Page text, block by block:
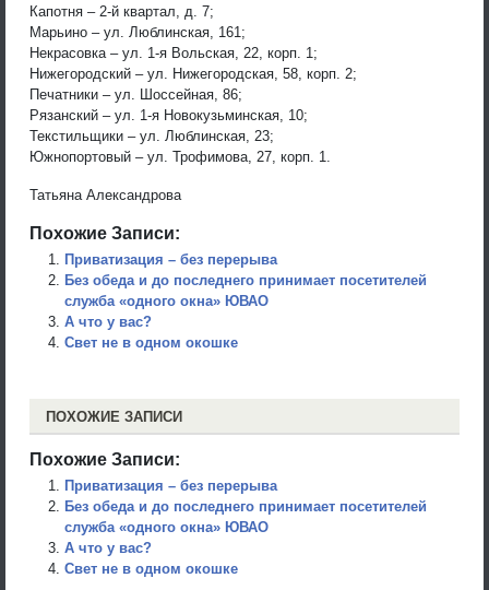
Капотня – 2-й квартал, д. 7;
Марьино – ул. Люблинская, 161;
Некрасовка – ул. 1-я Вольская, 22, корп. 1;
Нижегородский – ул. Нижегородская, 58, корп. 2;
Печатники – ул. Шоссейная, 86;
Рязанский – ул. 1-я Новокузьминская, 10;
Текстильщики – ул. Люблинская, 23;
Южнопортовый – ул. Трофимова, 27, корп. 1.
Татьяна Александрова
Похожие Записи:
Приватизация – без перерыва
Без обеда и до последнего принимает посетителей
служба «одного окна» ЮВАО
А что у вас?
Cвет не в одном окошке
ПОХОЖИЕ ЗАПИСИ
Похожие Записи:
Приватизация – без перерыва
Без обеда и до последнего принимает посетителей
служба «одного окна» ЮВАО
А что у вас?
Cвет не в одном окошке